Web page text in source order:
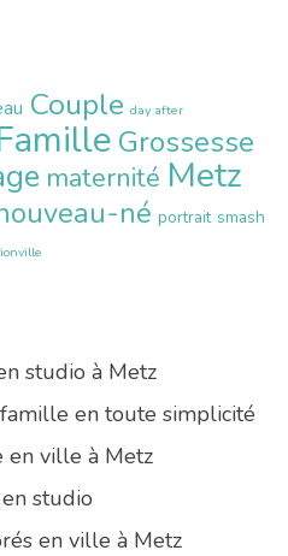
Couple day after
Grossesse
maternité Metz
né portrait smash
studio à Metz
en toute simplicité
en ville à Metz
studio
en ville à Metz